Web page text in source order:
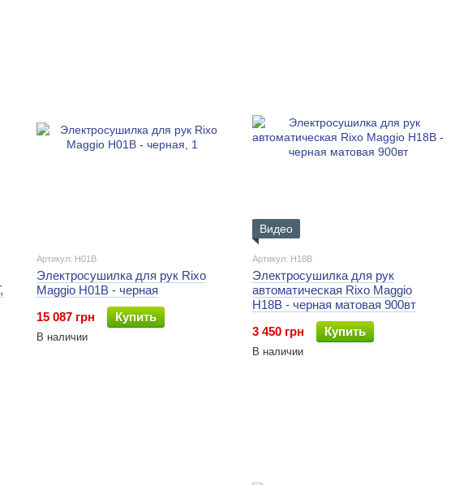
Артикул: H01B
Электросушилка для рук Rixo
Maggio H01B - черная
15 087 грн
Купить
В наличии
Видео
Артикул: H18B
Электросушилка для рук
автоматическая Rixo Maggio
H18B - черная матовая 900вт
3 450 грн
Купить
В наличии